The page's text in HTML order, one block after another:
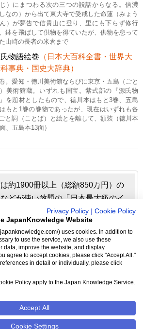
）にまつわる次の三つの説話からなる。信濃
しなの）から出て東大寺で受戒した命蓮（みょう
）が夢告で信貴山に登り、里にも下らず修行
鉢を飛ばして供物を得ていたが、供物を怠って
山崎の長者の米倉まで
物語絵巻 （日本大百科全書・世界大
事典・国史大辞典）
。愛知・徳川美術館ならびに東京・五島（ごと
美術館蔵。いずれも国宝。紫式部の『源氏物
を題材としたもので、徳川本はもと3巻、五島
もと1巻の巻物であったが、現在はいずれも各
と詞（ことば）と絵とを離して、額装（徳川本
、五島本13面）
約1900冊以上（総額850万円）の
どが使い放題の「日本最大級のイ
・事典・叢書サイト」です。日本国
の有名大学から図書館まで、多く
います。
用料金や収録辞事典について詳しく
キーポリシー Cookie設定
Privacy Policy
Cookie Policy
JapanKnowledge Website
) uses cookies. In addition to
to use the service, we also use these
data, improve the website, and display
agree to accept cookies, please click "Accept All."
in detail or individually, please click
Policy apply to the Japan Knowledge Service.
Accept All
Cookie Settings